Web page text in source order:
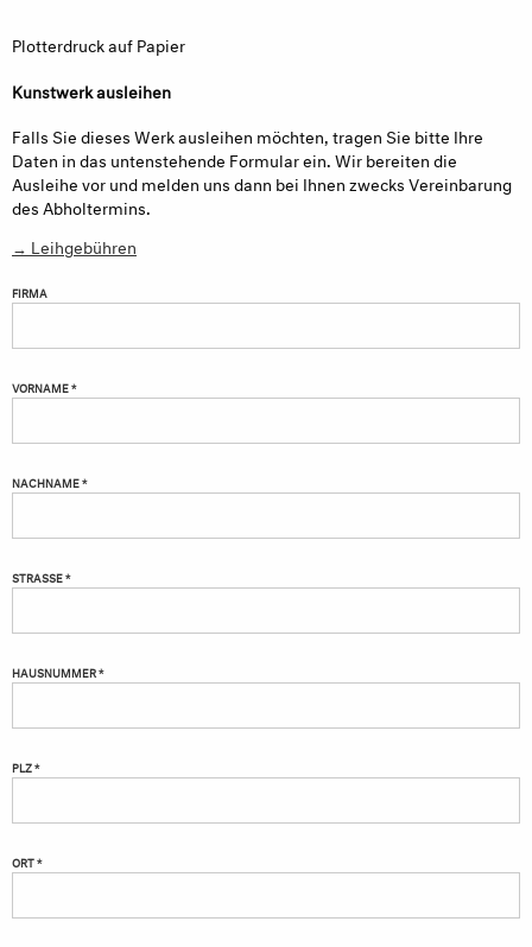
Plotterdruck auf Papier
Kunstwerk ausleihen
Falls Sie dieses Werk ausleihen möchten, tragen Sie bitte Ihre
Daten in das untenstehende Formular ein. Wir bereiten die
Ausleihe vor und melden uns dann bei Ihnen zwecks Vereinbarung
des Abholtermins.
→ Leihgebühren
FIRMA
VORNAME *
NACHNAME *
STRASSE *
HAUSNUMMER *
PLZ *
ORT *